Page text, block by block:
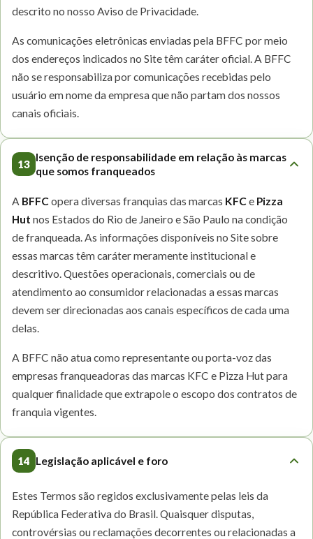
descrito no nosso Aviso de Privacidade.
As comunicações eletrônicas enviadas pela BFFC por meio
dos endereços indicados no Site têm caráter oficial. A BFFC
não se responsabiliza por comunicações recebidas pelo
usuário em nome da empresa que não partam dos nossos
canais oficiais.
13
Isenção de responsabilidade em relação às marcas
que somos franqueados
A BFFCopera diversas franquias das marcas KFCe Pizza
Hut nos Estados do Rio de Janeiro e São Paulo na condição
de franqueada. As informações disponíveis no Site sobre
essas marcas têm caráter meramente institucional e
descritivo. Questões operacionais, comerciais ou de
atendimento ao consumidor relacionadas a essas marcas
devem ser direcionadas aos canais específicos de cada uma
delas.
A BFFC não atua como representante ou porta-voz das
empresas franqueadoras das marcas KFC e Pizza Hut para
qualquer finalidade que extrapole o escopo dos contratos de
franquia vigentes.
14 Legislação aplicável e foro
Estes Termos são regidos exclusivamente pelas leis da
República Federativa do Brasil. Quaisquer disputas,
controvérsias ou reclamações decorrentes ou relacionadas a